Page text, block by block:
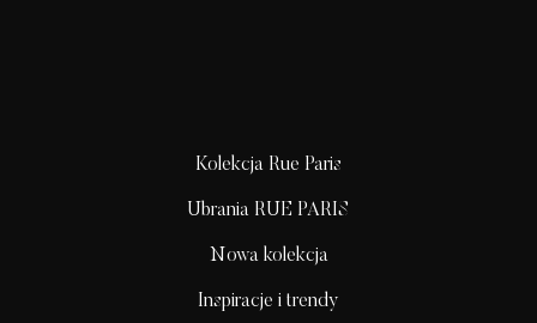
Kolekcja Rue Paris
Ubrania RUE PARIS
Nowa kolekcja
Inspiracje i trendy